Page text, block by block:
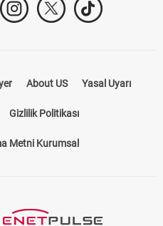
About US Yasal Uyarı
Gizlilik Politikası
Metni Kurumsal